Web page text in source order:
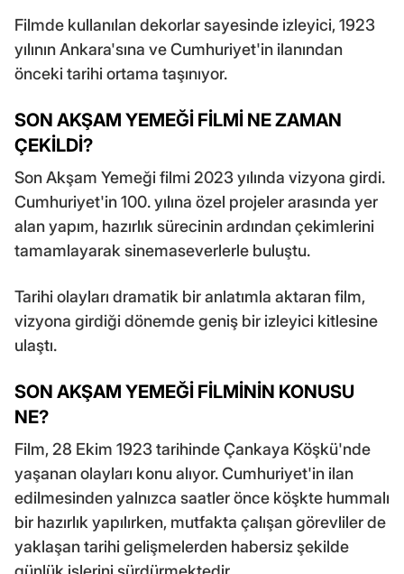
Filmde kullanılan dekorlar sayesinde izleyici, 1923
yılının Ankara'sına ve Cumhuriyet'in ilanından
önceki tarihi ortama taşınıyor.
SON AKŞAM YEMEĞİ FİLMİ NE ZAMAN
ÇEKİLDİ?
Son Akşam Yemeği filmi 2023 yılında vizyona girdi.
Cumhuriyet'in 100. yılına özel projeler arasında yer
alan yapım, hazırlık sürecinin ardından çekimlerini
tamamlayarak sinemaseverlerle buluştu.
Tarihi olayları dramatik bir anlatımla aktaran film,
vizyona girdiği dönemde geniş bir izleyici kitlesine
ulaştı.
SON AKŞAM YEMEĞİ FİLMİNİN KONUSU
NE?
Film, 28 Ekim 1923 tarihinde Çankaya Köşkü'nde
yaşanan olayları konu alıyor. Cumhuriyet'in ilan
edilmesinden yalnızca saatler önce köşkte hummalı
bir hazırlık yapılırken, mutfakta çalışan görevliler de
yaklaşan tarihi gelişmelerden habersiz şekilde